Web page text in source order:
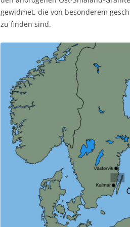
gewidmet, die von besonderem
zu finden sind.